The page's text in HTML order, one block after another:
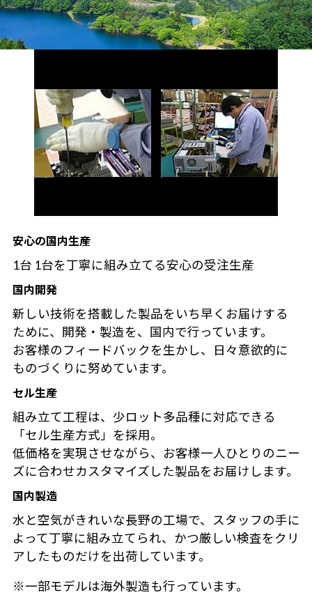
安心の国内生産
1台 1台を丁寧に組み立てる安心の受注生産
国内開発
新しい技術を搭載した製品をいち早くお届けする
ために、開発・製造を、国内で行っています。
お客様のフィードバックを生かし、日々意欲的に
ものづくりに努めています。
セル生産
組み立て工程は、少ロット多品種に対応できる
「セル生産方式」を採用。
低価格を実現させながら、お客様一人ひとりのニー
ズに合わせカスタマイズした製品をお届けします。
国内製造
水と空気がきれいな長野の工場で、スタッフの手に
よって丁寧に組み立てられ、かつ厳しい検査をクリ
アしたものだけを出荷しています。
※一部モデルは海外製造も行っています。